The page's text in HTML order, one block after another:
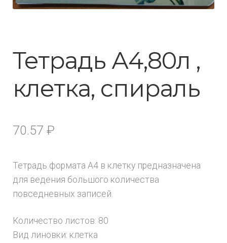
Тетрадь А4,80л ,
клетка, спираль
70.57 ₽
Тетрадь формата А4 в клетку предназначена
для ведения большого количества
повседневных записей.
Количество листов: 80
Вид линовки: клетка